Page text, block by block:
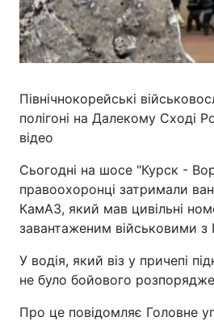
Північнокорейські
полігоні на Далекому Сході
відео
Сьогодні на шосе "Курск -
правоохоронці затримали
КамАЗ, який мав цивільні
завантаженим військовими з
У водія, який віз у причепі
не було бойового
Про це повідомляє Головне